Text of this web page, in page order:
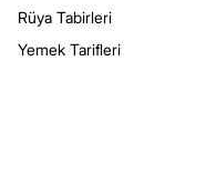
Rüya Tabirleri
Yemek Tarifleri